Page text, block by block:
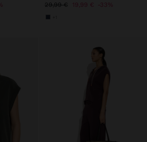
29,99 €
19,99 € 33%